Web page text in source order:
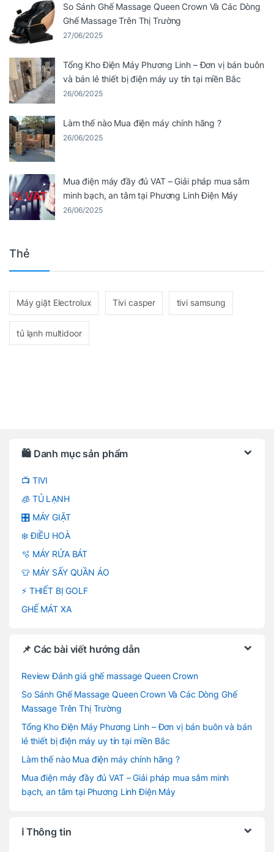
So Sánh Ghế Massage Queen Crown Và Các Dòng
Ghế Massage Trên Thị Trường
27/06/2025
Tổng Kho Điện Máy Phương Linh – Đơn vị bán buôn
và bán lẻ thiết bị điện máy uy tín tại miền Bắc
26/06/2025
Làm thế nào Mua điện máy chính hãng ?
26/06/2025
Mua điện máy đầy đủ VAT – Giải pháp mua sắm
minh bạch, an tâm tại Phương Linh Điện Máy
26/06/2025
Thẻ
Máy giặt Electrolux Tivi casper tivi samsung
tủ lạnh multidoor
🛍️ Danh mục sản phẩm
📺 TIVI
🧊 TỦ LẠNH
🎛️ MÁY GIẶT
❄️ ĐIỀU HOÀ
🫧 MÁY RỬA BÁT
👕 MÁY SẤY QUẦN ÁO
⚡ THIẾT BỊ GOLF
GHẾ MÁT XA
📌 Các bài viết hướng dẫn
Review Đánh giá ghế massage Queen Crown
So Sánh Ghế Massage Queen Crown Và Các Dòng Ghế
Massage Trên Thị Trường
Tổng Kho Điện Máy Phương Linh – Đơn vị bán buôn và bán
lẻ thiết bị điện máy uy tín tại miền Bắc
Làm thế nào Mua điện máy chính hãng ?
Mua điện máy đầy đủ VAT – Giải pháp mua sắm minh
bạch, an tâm tại Phương Linh Điện Máy
ℹ️ Thông tin